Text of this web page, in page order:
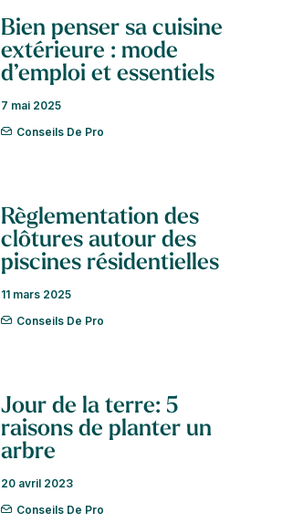
Bien penser sa cuisine
extérieure : mode
d’emploi et essentiels
7 mai 2025
Conseils De Pro
Règlementation des
clôtures autour des
piscines résidentielles
11 mars 2025
Conseils De Pro
Jour de la terre: 5
raisons de planter un
arbre
20 avril 2023
Conseils De Pro